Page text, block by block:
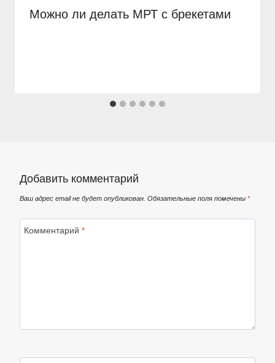
Можно ли делать МРТ с брекетами
Добавить комментарий
Ваш адрес email не будет опубликован. Обязательные поля помечены *
Комментарий *